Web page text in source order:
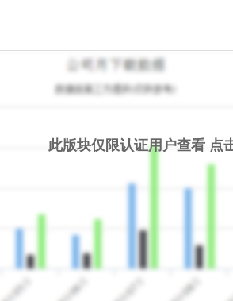
此版块仅限认证用户查看 点